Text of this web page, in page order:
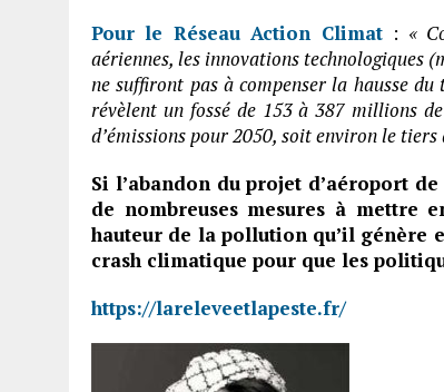
Pour le Réseau Action Climat : «
aériennes, les innovations technologiques
ne suffiront pas à compenser la hausse
révèlent un fossé de 153 à 387 millions
d’émissions pour 2050, soit environ le tiers
Si l’abandon du projet d’aéroport
de nombreuses mesures à
hauteur de la pollution qu’il génère
crash climatique pour que les
https://lareleveetlapeste.fr/